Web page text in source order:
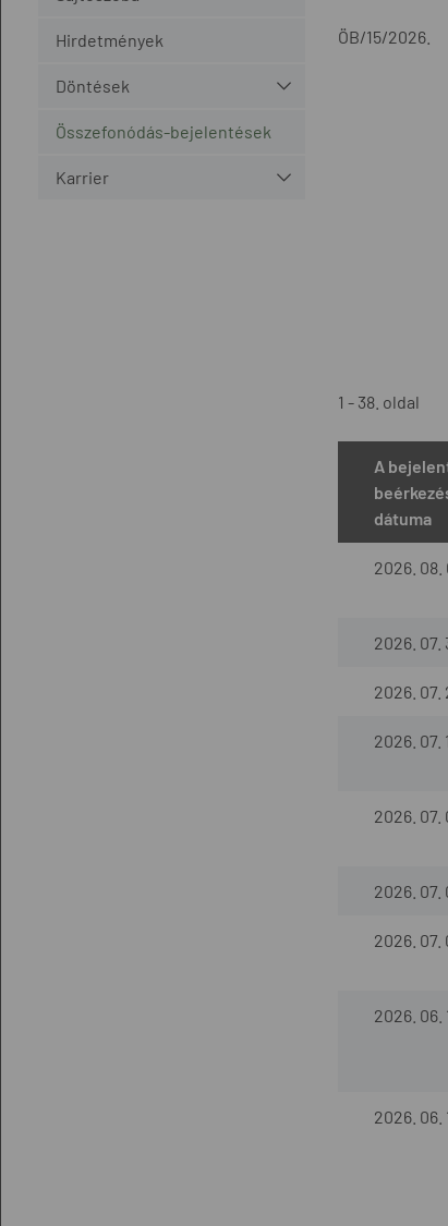
Hirdetmények
Döntések
Összefonódás-bejelentések
Karrier
ÖB/15/2026.
1 - 38. oldal
A
dátuma
2026. 08.
2026. 07.
2026. 07.
2026. 07.
2026. 07.
2026. 07.
2026. 07.
2026. 06.
2026. 06.